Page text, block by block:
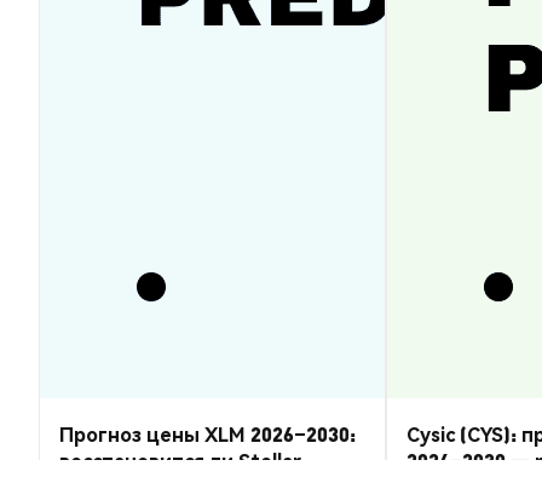
Прогноз цены XLM 2026–2030:
восстановится ли Stellar
Cysic (CYS):
2026–2030 —